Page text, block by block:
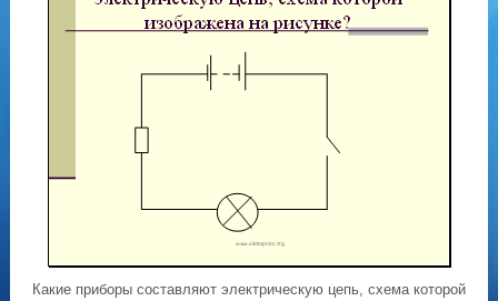
Какие приборы составляют электрическую цепь, схема которой